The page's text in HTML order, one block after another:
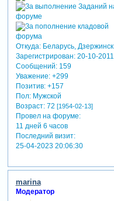
Откуда:Беларусь, Дзержинск
Зарегистрирован: 20-10-2011
Сообщений:159
Уважение: +299
Позитив: +157
Пол:Мужской
Возраст:72 [1954-02-13]
Провел на форуме:
11 дней 6 часов
Последний визит:
25-04-2023 20:06:30
marina
Модератор